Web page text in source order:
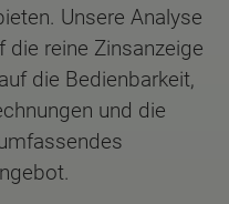
Unsere Analyse
die reine Zinsanzeige
die Bedienbarkeit,
und die